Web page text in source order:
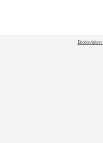
Biolovision